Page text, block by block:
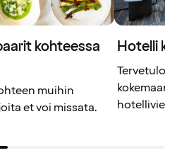
kohteessa
muihin
et voi missata.
Hotelli
Tervetuloa
kokemaan